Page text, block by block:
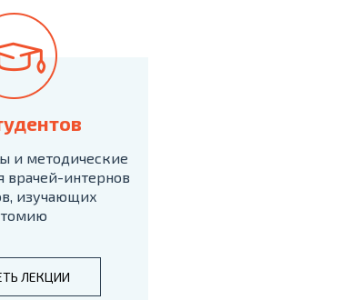
и методические
врачей-интернов
изучающих
ЛЕКЦИИ